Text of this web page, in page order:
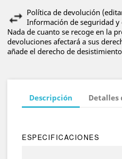
Política de devolución
Información de seguridad y
Nada de cuanto se recoge en la
devoluciones afectará a sus
añade el derecho de
Descripción Detalles
ESPECIFICACIONES